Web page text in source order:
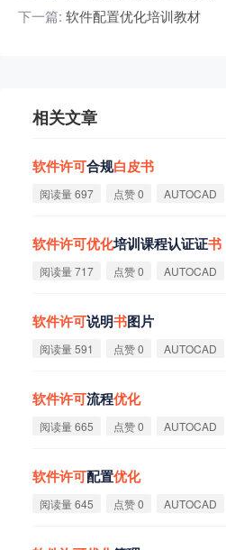
下一篇: 软件配置优化培训教材
相关文章
软件许可合规白皮书
阅读量 697 点赞 0 AUTOCAD
软件许可优化培训课程认证证书
阅读量 717 点赞 0 AUTOCAD
软件许可说明书图片
阅读量 591 点赞 0 AUTOCAD
软件许可流程优化
阅读量 665 点赞 0 AUTOCAD
软件许可配置优化
阅读量 645 点赞 0 AUTOCAD